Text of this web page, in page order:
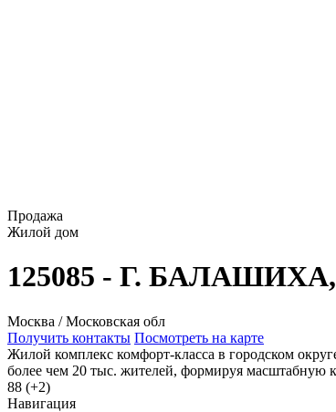
Продажа
Жилой дом
125085 - Г.
Москва / Московская обл
Получить контакты Посмотреть на карте
Жилой комплекс комфорт-класса в городском
более чем 20 тыс. жителей, формируя масштабную
88 (+2)
Навигация